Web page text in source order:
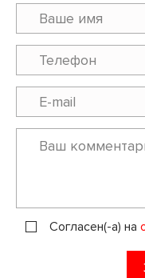
Согласен(-а) на